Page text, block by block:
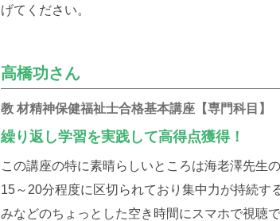
げてください。
高橋功さん
教 材精神保健福祉士合格基本講座【専門科目】
繰り返し学習を実践して高得点獲得！
この講座の特に素晴らしいところは海老澤先生
15～20分程度に区切られており集中力が持続す
みなどのちょっとした空き時間にスマホで視聴